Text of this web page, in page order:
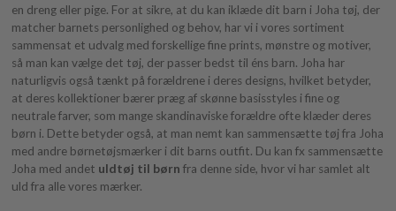
en dreng eller pige. For at sikre, at du kan iklæde dit barn i Joha tøj, der
matcher barnets personlighed og behov, har vi i vores sortiment
sammensat et udvalg med forskellige fine prints, mønstre og motiver,
så man kan vælge det tøj, der passer bedst til éns barn. Joha har
naturligvis også tænkt på forældrene i deres designs, hvilket betyder,
at deres kollektioner bærer præg af skønne basisstyles i fine og
neutrale farver, som mange skandinaviske forældre ofte klæder deres
børn i. Dette betyder også, at man nemt kan sammensætte tøj fra Joha
med andre børnetøjsmærker i dit barns outfit. Du kan fx sammensætte
Joha med andet uldtøj til børn fra denne side, hvor vi har samlet alt
uld fra alle vores mærker.